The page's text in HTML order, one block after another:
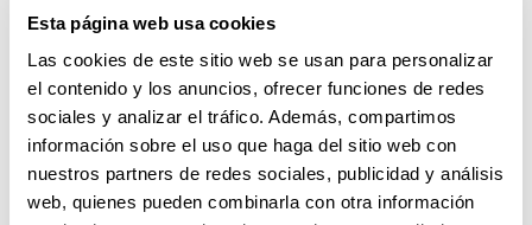
Esta página web usa cookies
Las cookies de este sitio web se usan para personalizar
el contenido y los anuncios, ofrecer funciones de redes
sociales y analizar el tráfico. Además, compartimos
información sobre el uso que haga del sitio web con
nuestros partners de redes sociales, publicidad y análisis
web, quienes pueden combinarla con otra información
súper duradera a lo largo de tu viaje en el pádel.